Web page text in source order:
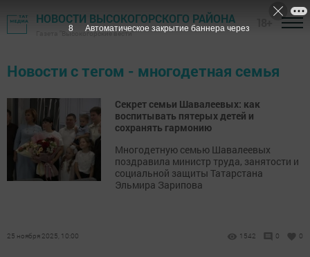
НОВОСТИ ВЫСОКОГОРСКОГО РАЙОНА
Газета "Высокогорские вести"
Новости с тегом - многодетная семья
Секрет семьи Шавалеевых: как
воспитывать пятерых детей и
сохранять гармонию
Многодетную семью Шавалеевых
поздравила министр труда, занятости и
социальной защиты Татарстана
Эльмира Зарипова
25 ноября 2025, 10:00 1542 0 0
7 Автоматическое закрытие баннера через